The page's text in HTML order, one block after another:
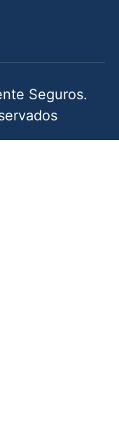
Seguros.